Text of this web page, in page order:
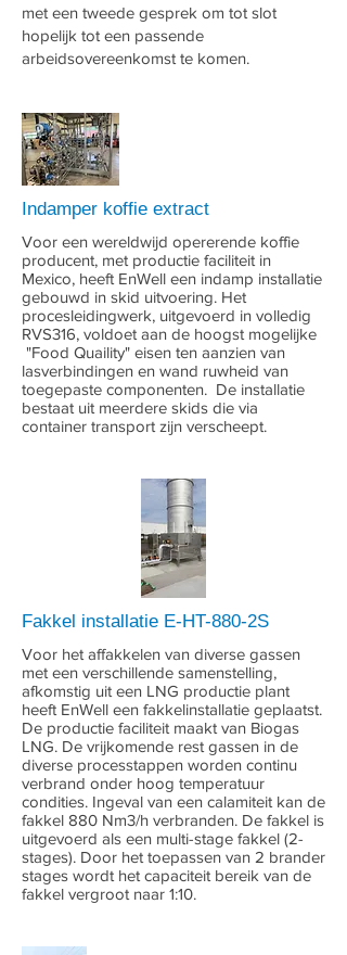
met een tweede gesprek om tot slot
hopelijk tot een passende
arbeidsovereenkomst te komen.
Indamper koffie extract
Voor een wereldwijd opererende koffie
producent, met productie faciliteit in
Mexico, heeft EnWell een indamp installatie
gebouwd in skid uitvoering. Het
procesleidingwerk, uitgevoerd in volledig
RVS316, voldoet aan de hoogst mogelijke
"Food Quaility" eisen ten aanzien van
lasverbindingen en wand ruwheid van
toegepaste componenten. De installatie
bestaat uit meerdere skids die via
container transport zijn verscheept.
Fakkel installatie E-HT-880-2S
Voor het affakkelen van diverse gassen
met een verschillende samenstelling,
afkomstig uit een LNG productie plant
heeft EnWell een fakkelinstallatie geplaatst.
De productie faciliteit maakt van Biogas
LNG. De vrijkomende rest gassen in de
diverse processtappen worden continu
verbrand onder hoog temperatuur
condities. Ingeval van een calamiteit kan de
fakkel 880 Nm3/h verbranden. De fakkel is
uitgevoerd als een multi-stage fakkel (2-
stages). Door het toepassen van 2 brander
stages wordt het capaciteit bereik van de
fakkel vergroot naar 1:10.